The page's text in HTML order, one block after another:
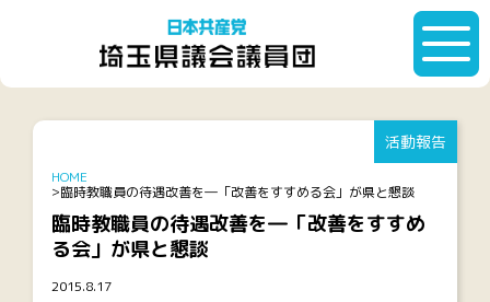
HOME
臨時教職員の待遇改善を―「改善をすすめる会」が県と懇談
臨時教職員の待遇改善を―「改善をすすめ
る会」が県と懇談
2015.8.17
活動報告